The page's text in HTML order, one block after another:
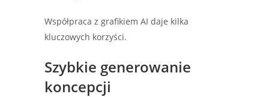
Współpraca z grafikiem AI daje kilka
kluczowych korzyści.
Szybkie generowanie
koncepcji